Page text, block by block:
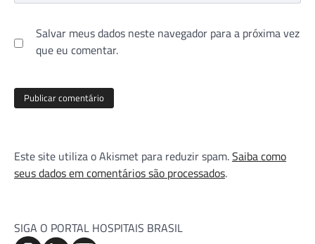
Salvar meus dados neste navegador para a próxima vez
que eu comentar.
Este site utiliza o Akismet para reduzir spam.Saiba como
seus dados em comentários são processados.
SIGA O PORTAL HOSPITAIS BRASIL